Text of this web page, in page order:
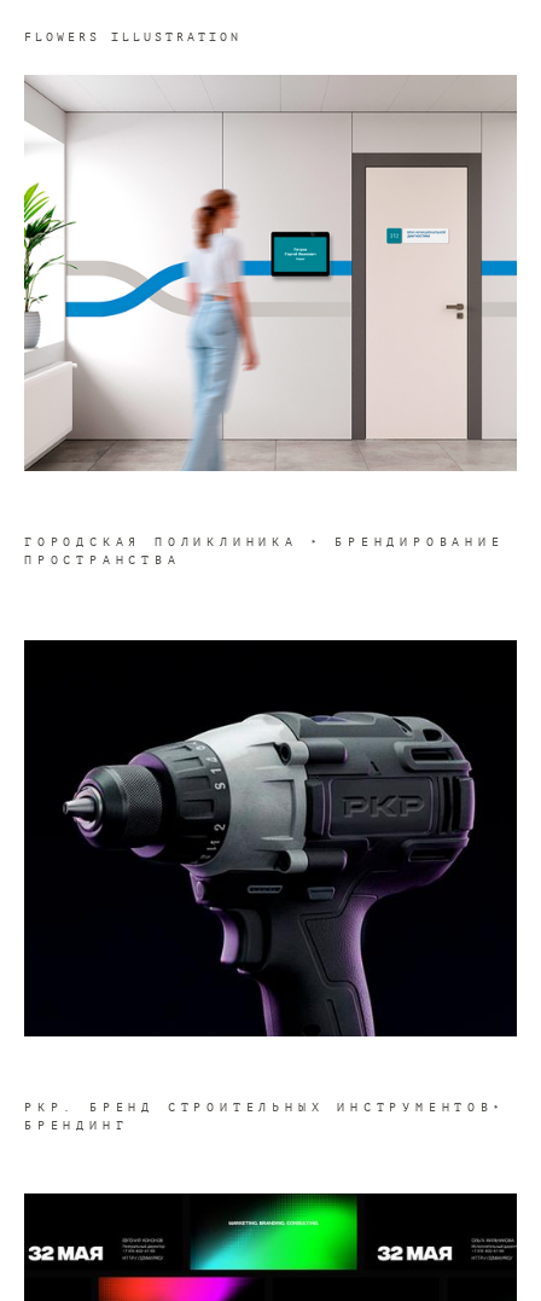
FLOWERS ILLUSTRATION
ГОРОДСКАЯ ПОЛИКЛИНИКА ‣ БРЕНДИРОВАНИЕ
ПРОСТРАНСТВА
РКР. БРЕНД СТРОИТЕЛЬНЫХ ИНСТРУМЕНТОВ‣
БРЕНДИНГ